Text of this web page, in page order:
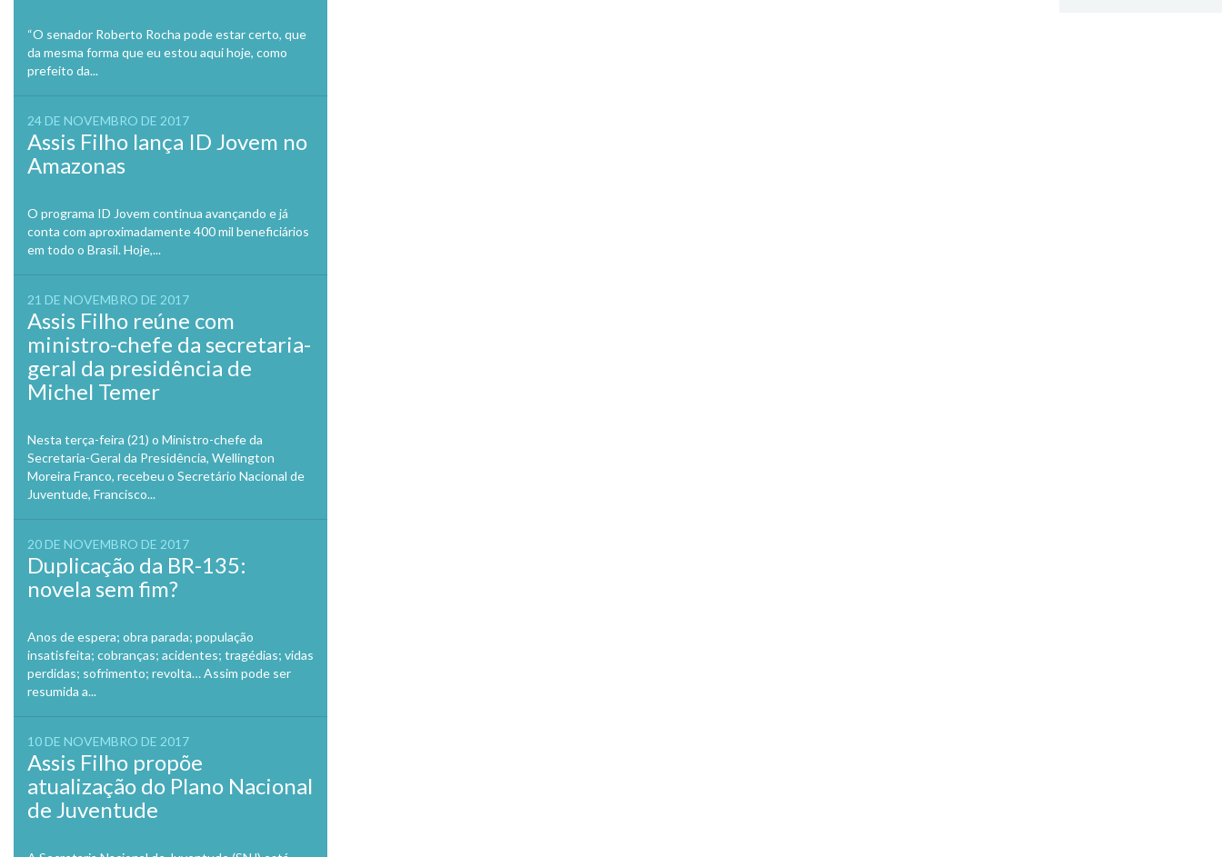
“O senador Roberto Rocha pode estar certo, que
da mesma forma que eu estou aqui hoje, como
prefeito da...
24 DE NOVEMBRO DE 2017
Assis Filho lança ID Jovem no
Amazonas
O programa ID Jovem continua avançando e já
conta com aproximadamente 400 mil beneficiários
em todo o Brasil. Hoje,...
21 DE NOVEMBRO DE 2017
Assis Filho reúne com
ministro-chefe da secretaria-
geral da presidência de
Michel Temer
Nesta terça-feira (21) o Ministro-chefe da
Secretaria-Geral da Presidência, Wellington
Moreira Franco, recebeu o Secretário Nacional de
Juventude, Francisco...
20 DE NOVEMBRO DE 2017
Duplicação da BR-135:
novela sem fim?
Anos de espera; obra parada; população
insatisfeita; cobranças; acidentes; tragédias; vidas
perdidas; sofrimento; revolta… Assim pode ser
resumida a...
10 DE NOVEMBRO DE 2017
Assis Filho propõe
atualização do Plano Nacional
de Juventude